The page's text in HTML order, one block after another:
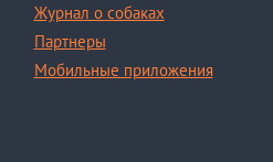
Журнал о собаках
Партнеры
Мобильные приложения